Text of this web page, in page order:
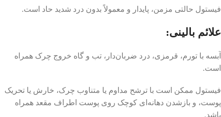
فیستول حالتی مزمن، پایدار و معمولاً بدون درد شدید حاد است.
علائم بالینی:
آبسه با تورم، قرمزی، درد ضربان‌دار، تب و گاه خروج چرک همراه
است.
فیستول ممکن است با ترشح مداوم یا متناوب چرک، خارش یا تحریک
پوست، و بازشدن دهانه‌ای کوچک روی پوست اطراف مقعد همراه
باشد.